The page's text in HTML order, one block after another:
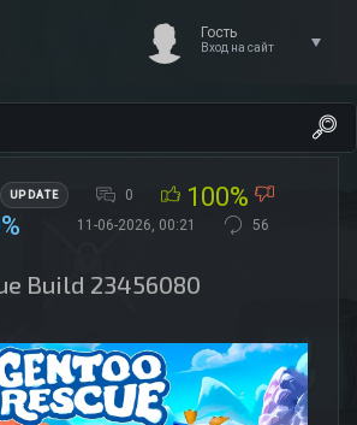
Гость
Вход на сайт
UPDATE 0 100%
11-06-2026, 00:21 56
Build 23456080